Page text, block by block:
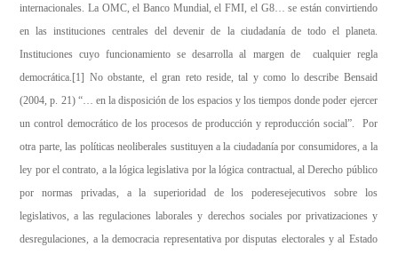
internacionales. La OMC, el Banco Mundial, el FMI, el G8… se están convirtiendo
en las instituciones centrales del devenir de la ciudadanía de todo el planeta.
Instituciones cuyo funcionamiento se desarrolla al margen de cualquier regla
democrática. [1] No obstante, el gran reto reside, tal y como lo describe Bensaid
(2004, p. 21) “… en la disposición de los espacios y los tiempos donde poder ejercer
un control democrático de los procesos de producción y reproducción social”. Por
otra parte, las políticas neoliberales sustituyen a la ciudadanía por consumidores, a la
ley por el contrato, a la lógica legislativa por la lógica contractual, al Derecho público
por normas privadas, a la superioridad de los poderesejecutivos sobre los
legislativos, a las regulaciones laborales y derechos sociales por privatizaciones y
desregulaciones, a la democracia representativa por disputas electorales y al Estado